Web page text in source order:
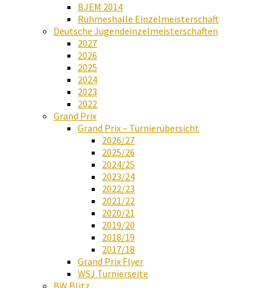
BJEM 2014
Ruhmeshalle Einzelmeisterschaft
Deutsche Jugendeinzelmeisterschaften
2027
2026
2025
2024
2023
2022
Grand Prix
Grand Prix – Turnierübersicht
2026/27
2025/26
2024/25
2023/24
2022/23
2021/22
2020/21
2019/20
2018/19
2017/18
Grand Prix Flyer
WSJ Turnierseite
BW Blitz